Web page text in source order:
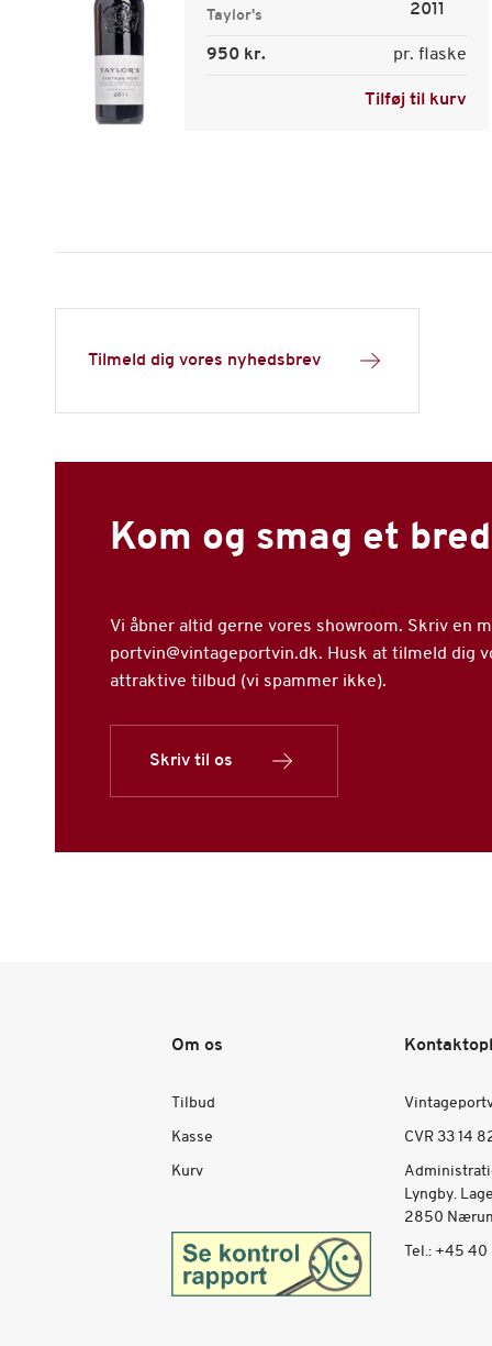
Taylor's 2011
950 kr. pr. flaske
Tilføj til kurv
Tilmeld dig vores nyhedsbrev
Kom og smag et
Vi åbner altid gerne vores showroom. Skriv en
portvin@vintageportvin.dk. Husk at tilmeld dig
attraktive tilbud (vi spammer ikke).
Skriv til os
Om os
Tilbud
Kasse
Kurv
CVR 33 14
Lyngby.
2850
Tel.: +45 40